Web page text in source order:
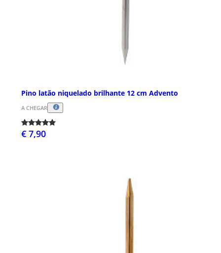
Pino latão niquelado brilhante 12 cm Advento
A CHEGAR
€ 7,90